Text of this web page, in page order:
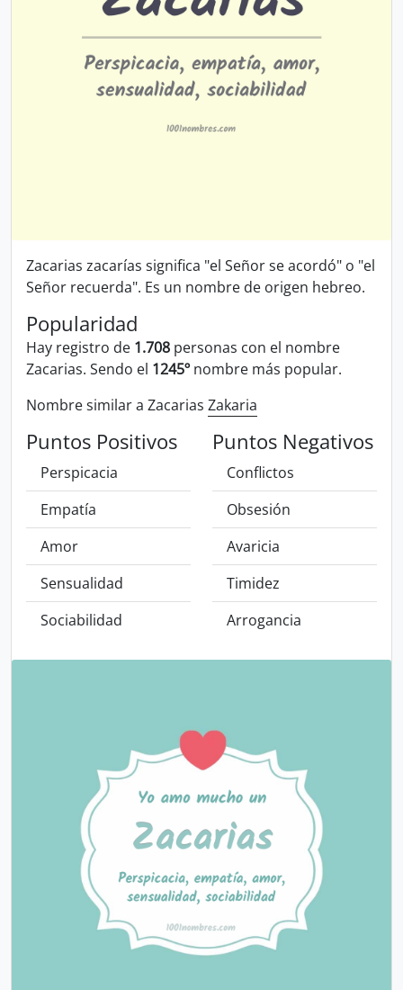
Zacarias zacarías significa "el Señor se acordó" o "el
Señor recuerda". Es un nombre de origen hebreo.
Popularidad
Hay registro de 1.708 personas con el nombre
Zacarias. Sendo el 1245º nombre más popular.
Nombre similar a Zacarias Zakaria
Puntos Positivos
Perspicacia
Empatía
Amor
Sensualidad
Sociabilidad
Puntos Negativos
Conflictos
Obsesión
Avaricia
Timidez
Arrogancia